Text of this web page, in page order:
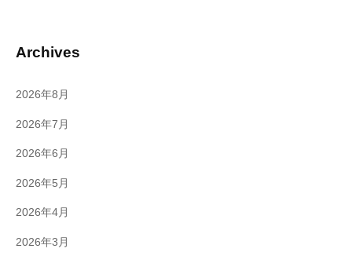
Archives
2026年8月
2026年7月
2026年6月
2026年5月
2026年4月
2026年3月